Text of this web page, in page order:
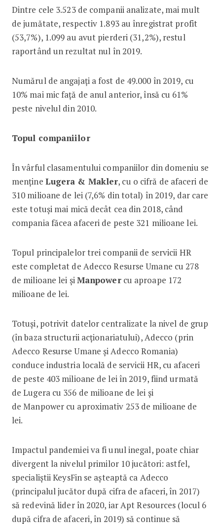
Dintre cele 3.523 de companii analizate, mai mult
de jumătate, respectiv 1.893 au înregistrat profit
(53,7%), 1.099 au avut pierderi (31,2%), restul
raportând un rezultat nul în 2019.
Numărul de angajați a fost de 49.000 în 2019, cu
10% mai mic față de anul anterior, însă cu 61%
peste nivelul din 2010.
Topul companiilor
În vârful clasamentului companiilor din domeniu se
menține Lugera & Makler, cu o cifră de afaceri de
310 milioane de lei (7,6% din total) în 2019, dar care
este totuși mai mică decât cea din 2018, când
compania făcea afaceri de peste 321 milioane lei.
Topul principalelor trei companii de servicii HR
este completat de Adecco Resurse Umane cu 278
de milioane lei șiManpowercu aproape 172
milioane de lei.
Totuși, potrivit datelor centralizate la nivel de grup
(în baza structurii acționariatului), Adecco (prin
Adecco Resurse Umane și Adecco Romania)
conduce industria locală de servicii HR, cu afaceri
de peste 403 milioane de lei în 2019, fiind urmată
de Lugera cu 356 de milioane de lei și
de Manpower cu aproximativ 253 de milioane de
lei.
Impactul pandemiei va fi unul inegal, poate chiar
divergent la nivelul primilor 10 jucători: astfel,
specialiștii KeysFin se așteaptă ca Adecco
(principalul jucător după cifra de afaceri, în 2017)
să redevină lider în 2020, iar Apt Resources (locul 6
după cifra de afaceri, în 2019) să continue să